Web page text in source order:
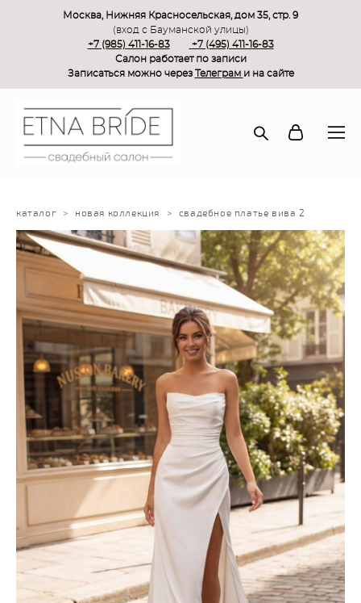
Москва, Нижняя Красносельская, дом 35, стр. 9
(вход с Бауманской улицы)
+7 (985) 411-16-83
+7 (495) 411-16-83
Салон работает по записи
Записаться можно через Телеграм и на сайте
каталог > новая коллекция > свадебное платье вива 2